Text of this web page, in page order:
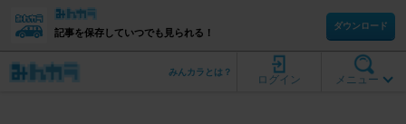
記事を保存していつでも見られる！
ダウンロード
メニュー
ログイン
みんカラとは？